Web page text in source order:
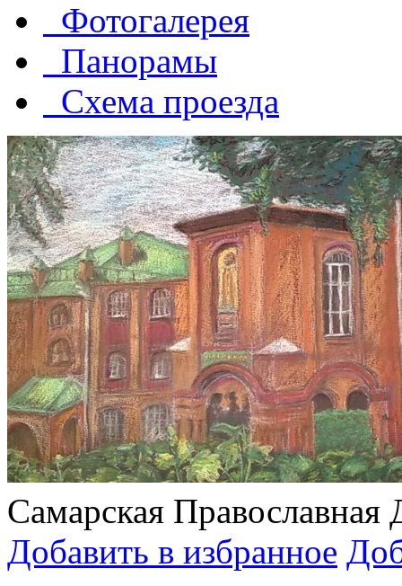
Фотогалерея
Панорамы
Схема проезда
Самарская
Добавить в избранное